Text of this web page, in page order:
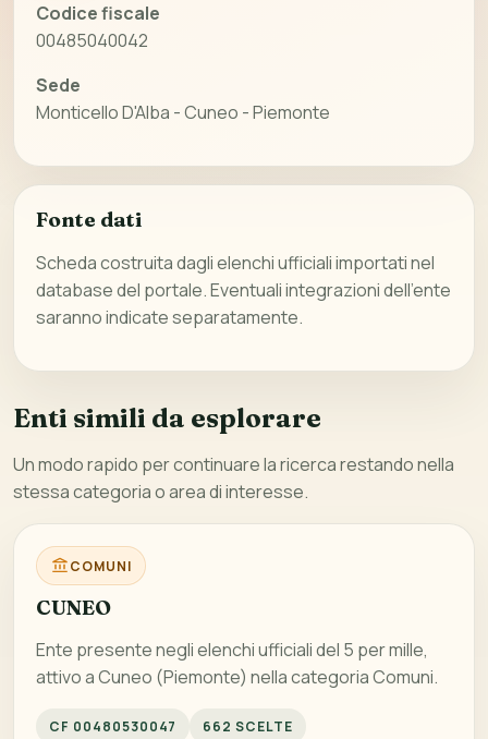
Codice fiscale
00485040042
Sede
Monticello D'Alba - Cuneo - Piemonte
Fonte dati
Scheda costruita dagli elenchi ufficiali importati nel
database del portale. Eventuali integrazioni dell’ente
saranno indicate separatamente.
Enti simili da esplorare
Un modo rapido per continuare la ricerca restando nella
stessa categoria o area di interesse.
COMUNI
CUNEO
Ente presente negli elenchi ufficiali del 5 per mille,
attivo a Cuneo (Piemonte) nella categoria Comuni.
CF 00480530047 662 SCELTE